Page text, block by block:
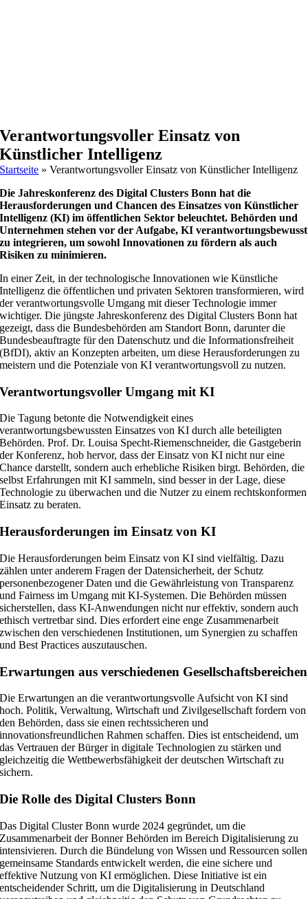
Verantwortungsvoller Einsatz von
Künstlicher Intelligenz
Startseite »Verantwortungsvoller Einsatz von Künstlicher Intelligenz
Die Jahreskonferenz des Digital Clusters Bonn hat die
Herausforderungen und Chancen des Einsatzes von Künstlicher
Intelligenz (KI) im öffentlichen Sektor beleuchtet. Behörden und
Unternehmen stehen vor der Aufgabe, KI verantwortungsbewusst
zu integrieren, um sowohl Innovationen zu fördern als auch
Risiken zu minimieren.
In einer Zeit, in der technologische Innovationen wie Künstliche
Intelligenz die öffentlichen und privaten Sektoren transformieren, wird
der verantwortungsvolle Umgang mit dieser Technologie immer
wichtiger. Die jüngste Jahreskonferenz des Digital Clusters Bonn hat
gezeigt, dass die Bundesbehörden am Standort Bonn, darunter die
Bundesbeauftragte für den Datenschutz und die Informationsfreiheit
(BfDI), aktiv an Konzepten arbeiten, um diese Herausforderungen zu
meistern und die Potenziale von KI verantwortungsvoll zu nutzen.
Verantwortungsvoller Umgang mit KI
Die Tagung betonte die Notwendigkeit eines
verantwortungsbewussten Einsatzes von KI durch alle beteiligten
Behörden. Prof. Dr. Louisa Specht-Riemenschneider, die Gastgeberin
der Konferenz, hob hervor, dass der Einsatz von KI nicht nur eine
Chance darstellt, sondern auch erhebliche Risiken birgt. Behörden, die
selbst Erfahrungen mit KI sammeln, sind besser in der Lage, diese
Technologie zu überwachen und die Nutzer zu einem rechtskonformen
Einsatz zu beraten.
Herausforderungen im Einsatz von KI
Die Herausforderungen beim Einsatz von KI sind vielfältig. Dazu
zählen unter anderem Fragen der Datensicherheit, der Schutz
personenbezogener Daten und die Gewährleistung von Transparenz
und Fairness im Umgang mit KI-Systemen. Die Behörden müssen
sicherstellen, dass KI-Anwendungen nicht nur effektiv, sondern auch
ethisch vertretbar sind. Dies erfordert eine enge Zusammenarbeit
zwischen den verschiedenen Institutionen, um Synergien zu schaffen
und Best Practices auszutauschen.
Erwartungen aus verschiedenen Gesellschaftsbereichen
Die Erwartungen an die verantwortungsvolle Aufsicht von KI sind
hoch. Politik, Verwaltung, Wirtschaft und Zivilgesellschaft fordern von
den Behörden, dass sie einen rechtssicheren und
innovationsfreundlichen Rahmen schaffen. Dies ist entscheidend, um
das Vertrauen der Bürger in digitale Technologien zu stärken und
gleichzeitig die Wettbewerbsfähigkeit der deutschen Wirtschaft zu
sichern.
Die Rolle des Digital Clusters Bonn
Das Digital Cluster Bonn wurde 2024 gegründet, um die
Zusammenarbeit der Bonner Behörden im Bereich Digitalisierung zu
intensivieren. Durch die Bündelung von Wissen und Ressourcen sollen
gemeinsame Standards entwickelt werden, die eine sichere und
effektive Nutzung von KI ermöglichen. Diese Initiative ist ein
entscheidender Schritt, um die Digitalisierung in Deutschland